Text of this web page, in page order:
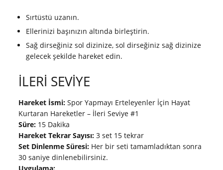
Sırtüstü uzanın.
Ellerinizi başınızın altında birleştirin.
Sağ dirseğiniz sol dizinize, sol dirseğiniz sağ dizinize
gelecek şekilde hareket edin.
İLERİ SEVİYE
Hareket İsmi: Spor Yapmayı Erteleyenler İçin Hayat
Kurtaran Hareketler – İleri Seviye #1
Süre: 15 Dakika
Hareket Tekrar Sayısı: 3 set 15 tekrar
Set Dinlenme Süresi: Her bir seti tamamladıktan sonra
30 saniye dinlenebilirsiniz.